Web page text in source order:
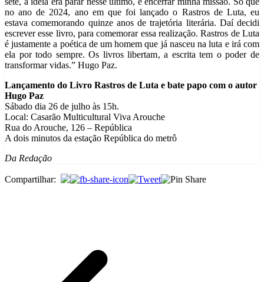
no ano de 2024, ano em que foi lançado o Rastros de Luta, eu
estava comemorando quinze anos de trajetória literária. Daí decidi
escrever esse livro, para comemorar essa realização. Rastros de Luta
é justamente a poética de um homem que já nasceu na luta e irá com
ela por todo sempre. Os livros libertam, a escrita tem o poder de
transformar vidas.” Hugo Paz.
Lançamento do Livro Rastros de Luta e bate papo com o autor
Hugo Paz
Sábado dia 26 de julho às 15h.
Local: Casarão Multicultural Viva Arouche
Rua do Arouche, 126 – República
A dois minutos da estação República do metrô
Da Redação
Compartilhar: